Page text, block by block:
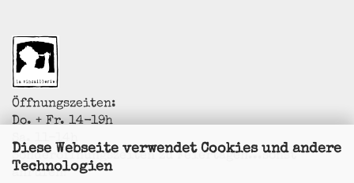
Diese Webseite verwendet Cookies und andere
Technologien
Öffnungszeiten:
Do. + Fr. 14-19h
Sa. 11-14h
Sonderöffnungszeiten zu Feiertagen...sonst
anrufen!